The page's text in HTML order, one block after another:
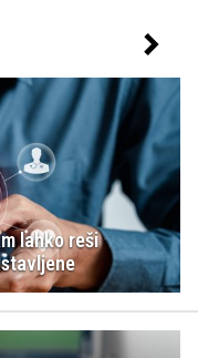
lahko reši